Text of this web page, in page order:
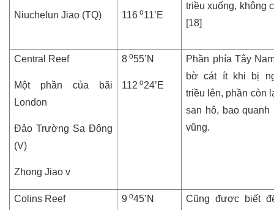
Niuchelun Jiao (TQ) 116 o11’E
triều xuống, không
[18]
Central Reef
Một phần của bãi
London
Đảo Trường Sa Đông
(V)
Zhong Jiao v
8 o55’N
112 o24’E
Phần phía Tây
bờ cát ít khi bị
triều lên, phần còn
san hô, bao quanh
vũng.
Colins Reef 9 o45’N
Cũng được biết